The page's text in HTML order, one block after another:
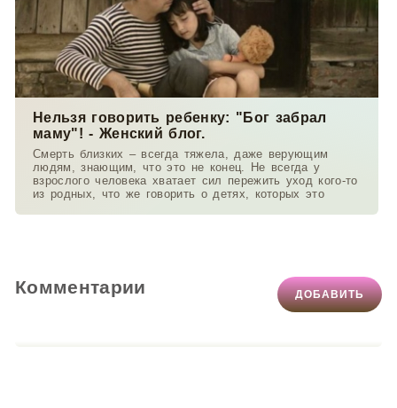
Нельзя говорить ребенку: "Бог забрал
маму"! - Женский блог.
Смерть близких – всегда тяжела, даже верующим
людям, знающим, что это не конец. Не всегда у
взрослого человека хватает сил пережить уход кого-то
из родных, что же говорить о детях, которых это
Комментарии ДОБАВИТЬ